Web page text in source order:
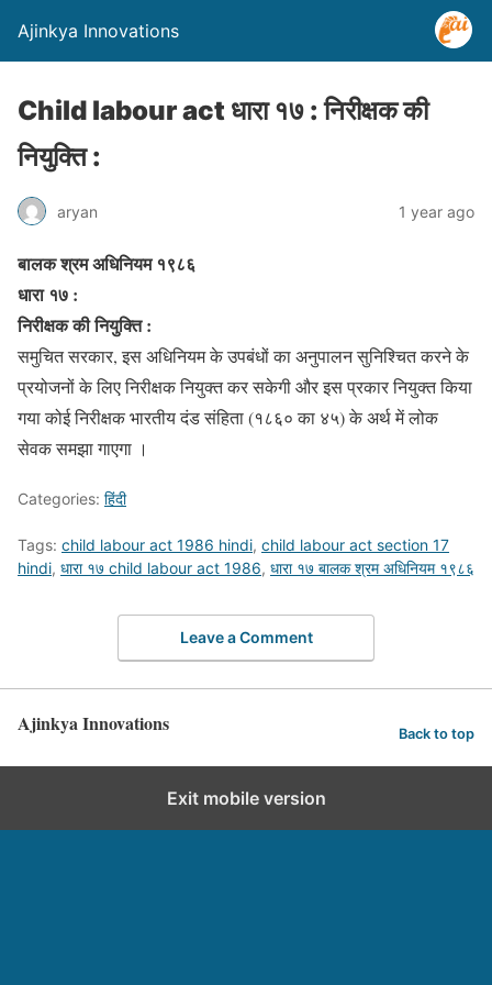
Ajinkya Innovations
Child labour act धारा १७ : निरीक्षक की
नियुक्ति :
aryan 1 year ago
बालक श्रम अधिनियम १९८६
धारा १७ :
निरीक्षक की नियुक्ति :
समुचित सरकार, इस अधिनियम के उपबंधों का अनुपालन सुनिश्चित करने के
प्रयोजनों के लिए निरीक्षक नियुक्त कर सकेगी और इस प्रकार नियुक्त किया
गया कोई निरीक्षक भारतीय दंड संहिता (१८६० का ४५) के अर्थ में लोक
सेवक समझा गाएगा ।
Categories: हिंदी
Tags: child labour act 1986 hindi, child labour act section 17
hindi, धारा १७ child labour act 1986, धारा १७ बालक श्रम अधिनियम १९८६
Leave a Comment
Ajinkya Innovations Back to top
Exit mobile version